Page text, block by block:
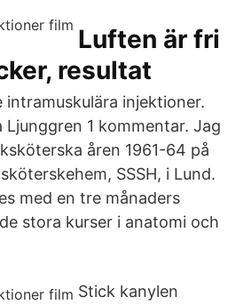
Luften är fri
resultat
intramuskulära injektioner.
Ljunggren 1 kommentar. Jag
åren 1961-64 på
SSSH, i Lund.
med en tre månaders
stora kurser i anatomi och
Stick kanylen